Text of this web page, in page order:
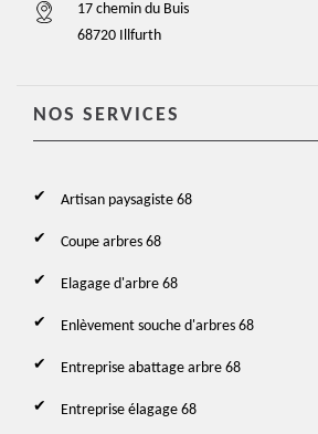
17 chemin du Buis
68720 Illfurth
NOS SERVICES
Artisan paysagiste 68
Coupe arbres 68
Elagage d'arbre 68
Enlèvement souche d'arbres 68
Entreprise abattage arbre 68
Entreprise élagage 68